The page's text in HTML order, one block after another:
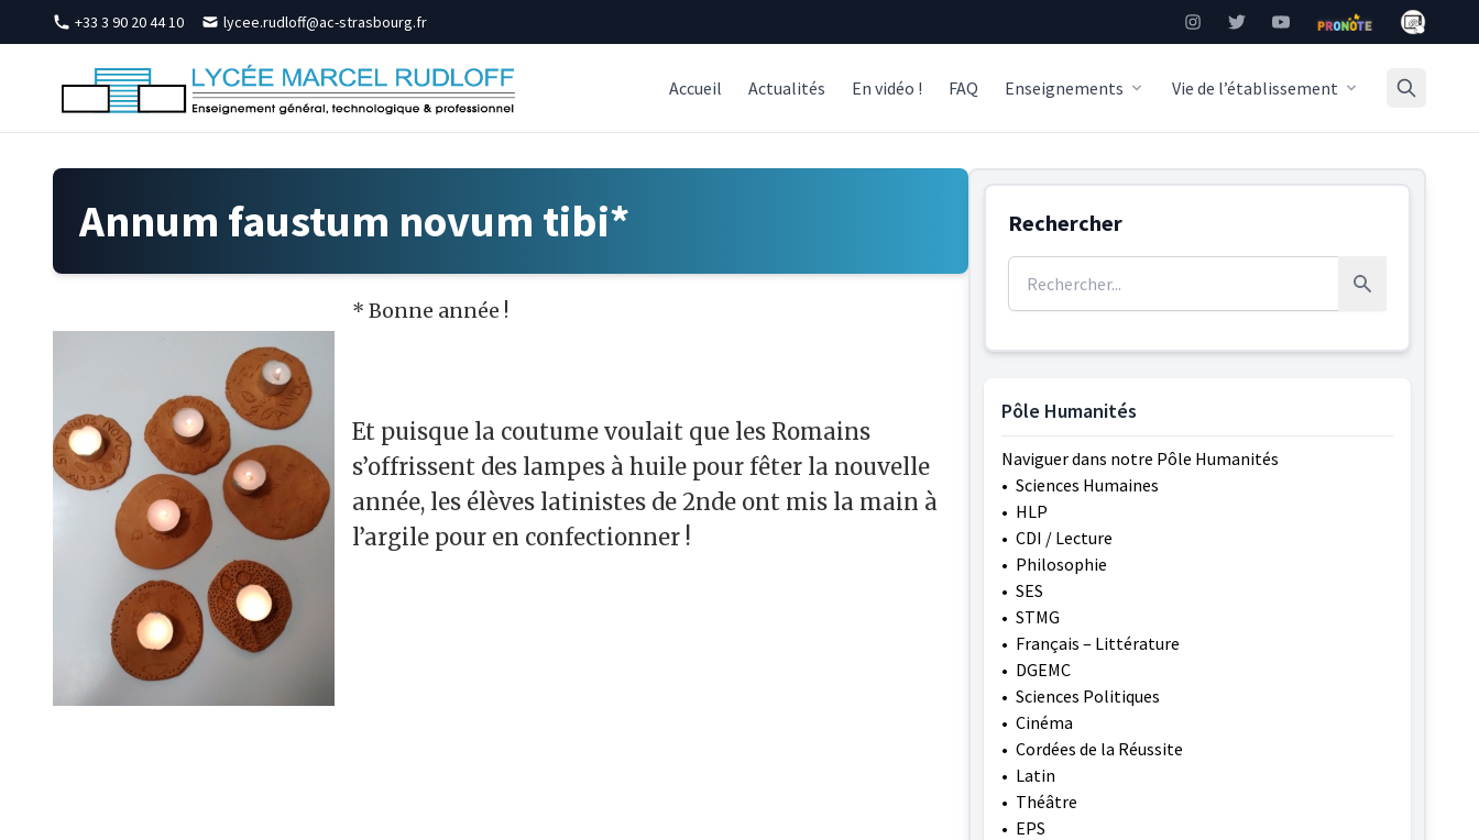
Skip to content+33 3 90 20 44 10 lycee.rudloff@ac-strasbourg.fr InstagramTwitterYouTubePronote Mon
Accueil Actualités En vidéo ! FAQ Enseignements Vie de l’établissement
Annum faustum novum tibi*
* Bonne année !
Et puisque la coutume voulait que les Romains
s’offrissent des lampes à huile pour fêter la nouvelle
année, les élèves latinistes de 2nde ont mis la main à
l’argile pour en confectionner !
Rechercher
Rechercher
Pôle Humanités
Naviguer dans notre Pôle Humanités
• Sciences Humaines
• HLP
• CDI / Lecture
• Philosophie
• SES
• STMG
• Français – Littérature
• DGEMC
• Sciences Politiques
• Cinéma
• Cordées de la Réussite
• Latin
• Théâtre
• EPS